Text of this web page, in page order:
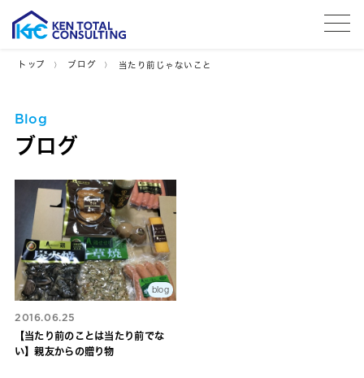
トップ ブログ 当たり前じゃないこと
Blog
ブログ
blog
2016.06.25
【当たり前のことは当たり前でな
い】親友からの贈り物